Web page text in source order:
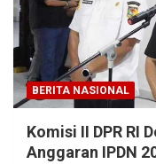
BERITA NASIONAL
Komisi II DPR RI
Anggaran IPDN